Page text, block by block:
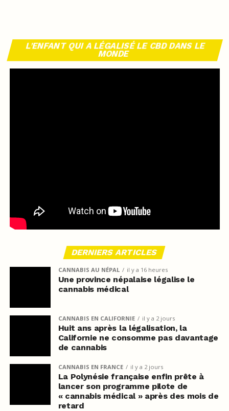
L’ENFANT QUI A LÉGALISÉ LE CBD DANS LE
MONDE
DERNIERS ARTICLES
CANNABIS AU NÉPAL il y a 16 heures
Une province népalaise légalise le
cannabis médical
CANNABIS EN CALIFORNIE il y a 2 jours
Huit ans après la légalisation, la
Californie ne consomme pas davantage
de cannabis
CANNABIS EN FRANCE il y a 2 jours
La Polynésie française enfin prête à
lancer son programme pilote de
« cannabis médical » après des mois de
retard